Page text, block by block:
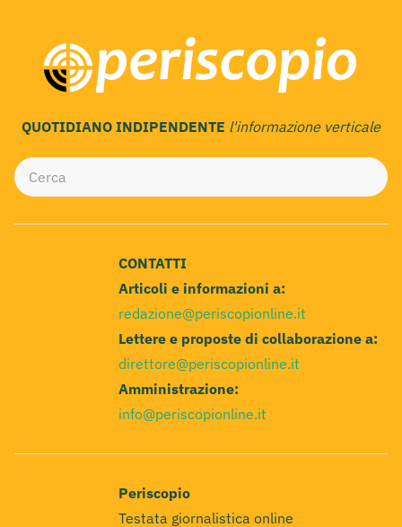
QUOTIDIANO INDIPENDENTE l'informazione verticale
CONTATTI
Articoli e informazioni a:
redazione@periscopionline.it
Lettere e proposte di collaborazione a:
direttore@periscopionline.it
Amministrazione:
info@periscopionline.it
Periscopio
Testata giornalistica online